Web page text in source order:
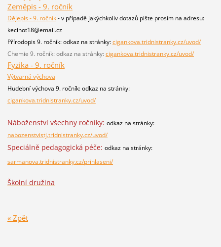
Zeměpis - 9. ročník
Dějepis - 9. ročník- v případě jakýchkoliv dotazů pište prosím na adresu:
kecinot18@email.cz
Přírodopis 9. ročník: odkaz na stránky:cigankova.tridnistranky.cz/uvod/
Chemie 9. ročník: odkaz na stránky: cigankova.tridnistranky.cz/uvod/
Fyzika - 9. ročník
Výtvarná výchova
Hudební výchova 9. ročník: odkaz na stránky:
cigankova.tridnistranky.cz/uvod/
Náboženství všechny ročníky: odkaz na stránky:
nabozenstvistj.tridnistranky.cz/uvod/
Speciálně pedagogická péče: odkaz na stránky:
sarmanova.tridnistranky.cz/prihlaseni/
Školní družina
« Zpět